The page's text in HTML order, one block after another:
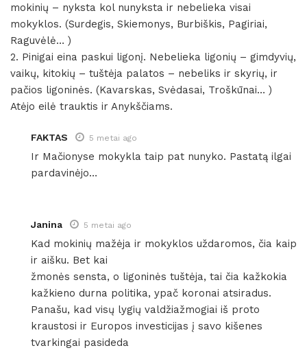
mokinių – nyksta kol nunyksta ir nebelieka visai
mokyklos. (Surdegis, Skiemonys, Burbiškis, Pagiriai,
Raguvėlė… )
2. Pinigai eina paskui ligonį. Nebelieka ligonių – gimdyvių,
vaikų, kitokių – tuštėja palatos – nebeliks ir skyrių, ir
pačios ligoninės. (Kavarskas, Svėdasai, Troškūnai… )
Atėjo eilė trauktis ir Anykščiams.
FAKTAS 5 metai ago
Ir Mačionyse mokykla taip pat nunyko. Pastatą ilgai
pardavinėjo…
Janina 5 metai ago
Kad mokinių mažėja ir mokyklos uždaromos, čia kaip
ir aišku. Bet kai
žmonės sensta, o ligoninės tuštėja, tai čia kažkokia
kažkieno durna politika, ypač koronai atsiradus.
Panašu, kad visų lygių valdžiažmogiai iš proto
kraustosi ir Europos investicijas į savo kišenes
tvarkingai pasideda